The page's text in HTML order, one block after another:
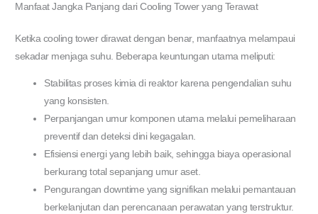
Manfaat Jangka Panjang dari Cooling Tower yang Terawat
Ketika cooling tower dirawat dengan benar, manfaatnya melampaui
sekadar menjaga suhu. Beberapa keuntungan utama meliputi:
Stabilitas proses kimia di reaktor karena pengendalian suhu
yang konsisten.
Perpanjangan umur komponen utama melalui pemeliharaan
preventif dan deteksi dini kegagalan.
Efisiensi energi yang lebih baik, sehingga biaya operasional
berkurang total sepanjang umur aset.
Pengurangan downtime yang signifikan melalui pemantauan
berkelanjutan dan perencanaan perawatan yang terstruktur.